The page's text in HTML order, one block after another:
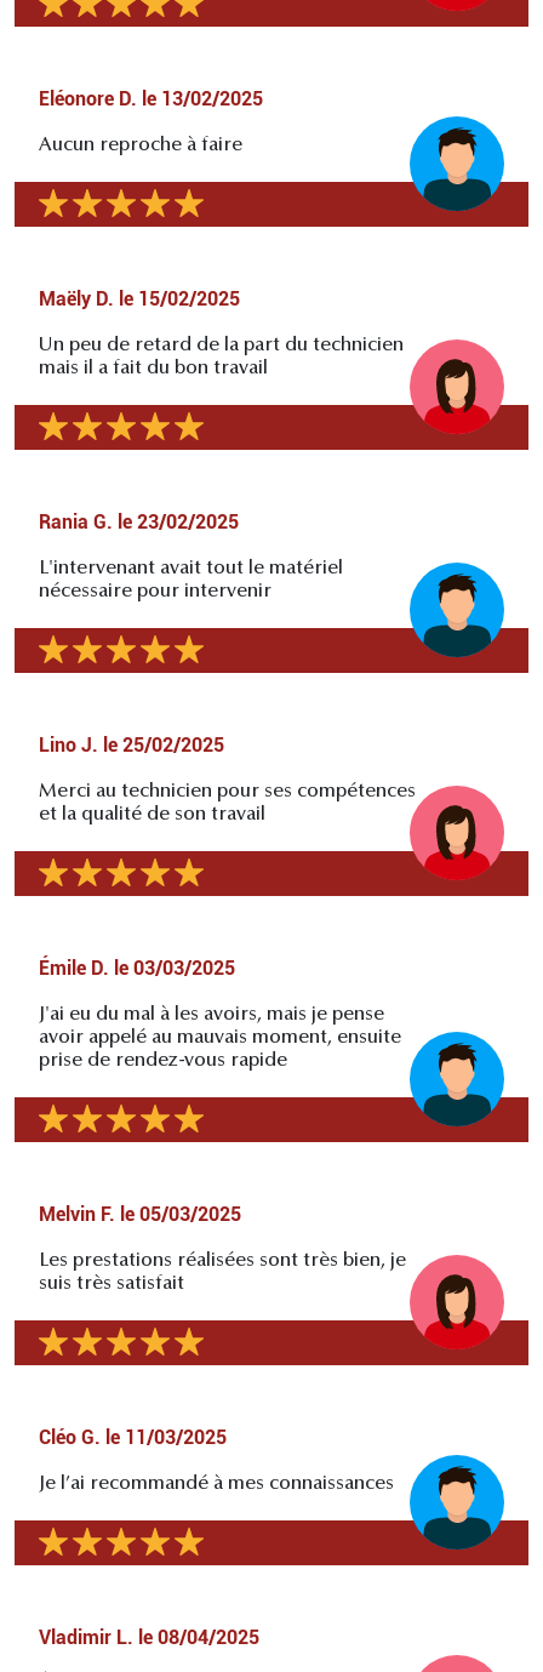
Eléonore D. le 13/02/2025
Aucun reproche à faire
Maëly D. le 15/02/2025
Un peu de retard de la part du technicien
mais il a fait du bon travail
Rania G. le 23/02/2025
L'intervenant avait tout le matériel
nécessaire pour intervenir
Lino J. le 25/02/2025
Merci au technicien pour ses compétences
et la qualité de son travail
Émile D. le 03/03/2025
J'ai eu du mal à les avoirs, mais je pense
avoir appelé au mauvais moment, ensuite
prise de rendez-vous rapide
Melvin F. le 05/03/2025
Les prestations réalisées sont très bien, je
suis très satisfait
Cléo G. le 11/03/2025
Je l’ai recommandé à mes connaissances
Vladimir L. le 08/04/2025